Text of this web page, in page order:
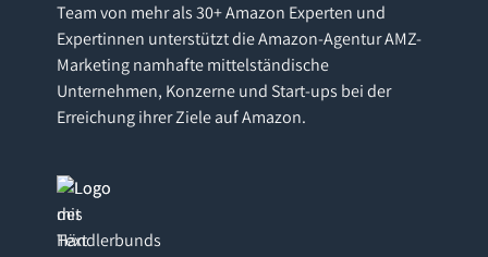
Team von mehr als 30+ Amazon Experten und
Expertinnen unterstützt die Amazon-Agentur AMZ-
Marketing namhafte mittelständische
Unternehmen, Konzerne und Start-ups bei der
Erreichung ihrer Ziele auf Amazon.